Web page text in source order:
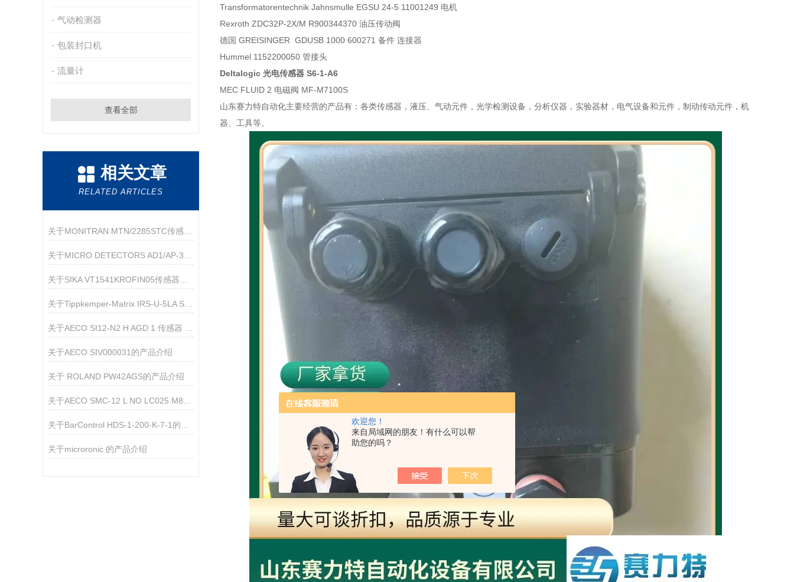
欢迎您！
来自局域网的朋友！有什么可以帮
助您的吗？
气动检测器
包装封口机
流量计
查看全部
相关文章
RELATED ARTICLES
关于MONITRAN MTN/2285STC传感器的产品介绍
关于Tippkemper-Matrix IRS-U-5LA S66传感器的产品介绍
关于AECO SIV000031的产品介绍
关于 ROLAND PW42AGS的产品介绍
关于microronic 的产品介绍
Transformatorentechnik Jahnsmulle EGSU 24-5 11001249 电机
Rexroth ZDC32P-2X/M R900344370 油压传动阀
德国 GREISINGER GDUSB 1000 600271 备件 连接器
Hummel 1152200050 管接头
Deltalogic 光电传感器 S6-1-A6
MEC FLUID 2 电磁阀 MF-M7100S
山东赛力特自动化主要经营的产品有：各类传感器，液压、气动元件，光学检测设备，分析仪器，实验器材，电气设备和元件，制动传动元件，机
器、工具等。